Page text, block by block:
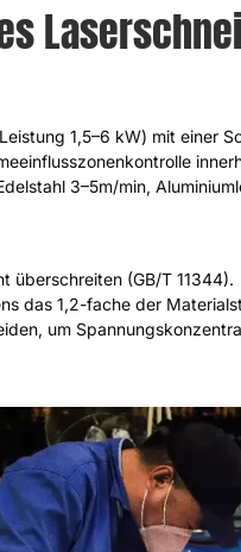
1,5–6 kW) mit einer
3–5m/min,
überschreiten (GB/T 11344).
das 1,2-fache der
um